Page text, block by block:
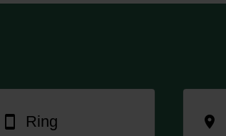
smartphone Ring location_on